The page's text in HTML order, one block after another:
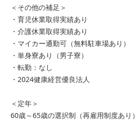
＜その他の補足＞
・育児休業取得実績あり
・介護休業取得実績あり
・マイカー通勤可（無料駐車場あり）
・単身寮あり（男子寮）
・転勤：なし
・2024健康経営優良法人
＜定年＞
60歳～65歳の選択制（再雇用制度あり）